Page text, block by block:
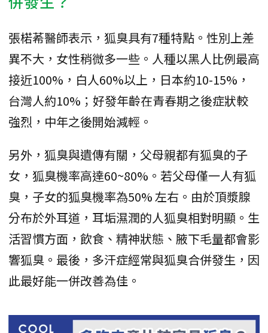
張楉莃醫師表示，狐臭具有7種特點。性別上差
異不大，女性稍微多一些。人種以黑人比例最高
接近100%，白人60%以上，日本約10-15%，
台灣人約10%；好發年齡在青春期之後症狀較
強烈，中年之後開始減輕。
另外，狐臭與遺傳有關，父母親都有狐臭的子
女，狐臭機率高達60~80%。若父母僅一人有狐
臭，子女的狐臭機率為50% 左右。由於頂漿腺
分布於外耳道，耳垢濕潤的人狐臭相對明顯。生
活習慣方面，飲食、精神狀態、腋下毛量都會影
響狐臭。最後，多汗症經常與狐臭合併發生，因
此最好能一併改善為佳。